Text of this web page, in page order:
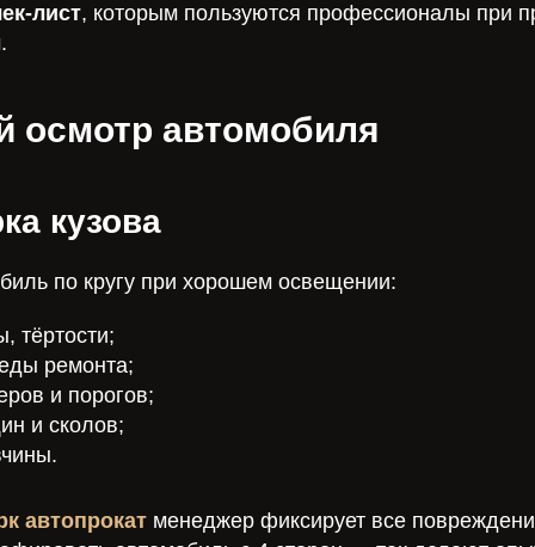
лист, которым пользуются профессионалы при
осмотр автомобиля
кузова
по кругу при хорошем освещении:
тёртости;
ремонта;
и порогов;
и сколов;
автопрокат менеджер фиксирует все